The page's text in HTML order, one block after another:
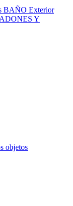
BAÑO Exterior
Y
objetos